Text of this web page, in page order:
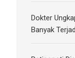
Dokter
Banyak